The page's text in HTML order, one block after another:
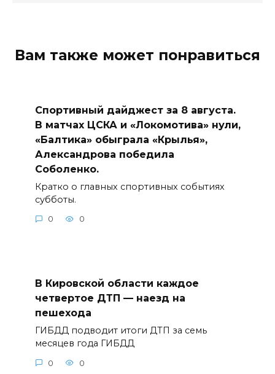
Вам также может понравиться
Спортивный дайджест за 8 августа.
В матчах ЦСКА и «Локомотива» нули,
«Балтика» обыграла «Крылья»,
Александрова победила
Соболенко.
Кратко о главных спортивных событиях
субботы.
0 0
В Кировской области каждое
четвертое ДТП — наезд на
пешехода
ГИБДД подводит итоги ДТП за семь
месяцев года ГИБДД
0 0